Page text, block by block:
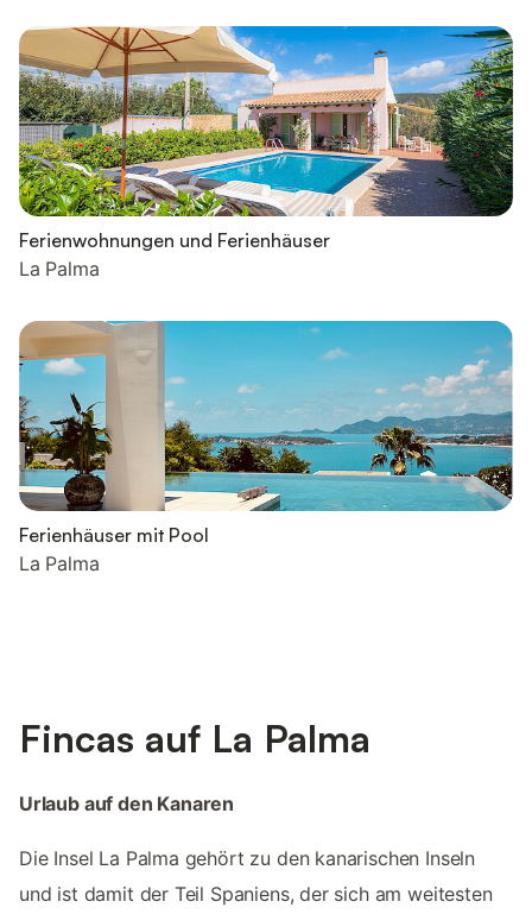
Ferienwohnungen und Ferienhäuser
La Palma
Ferienhäuser mit Pool
La Palma
Fincas auf La Palma
Urlaub auf den Kanaren
Die Insel La Palma gehört zu den kanarischen Inseln
und ist damit der Teil Spaniens, der sich am weitesten